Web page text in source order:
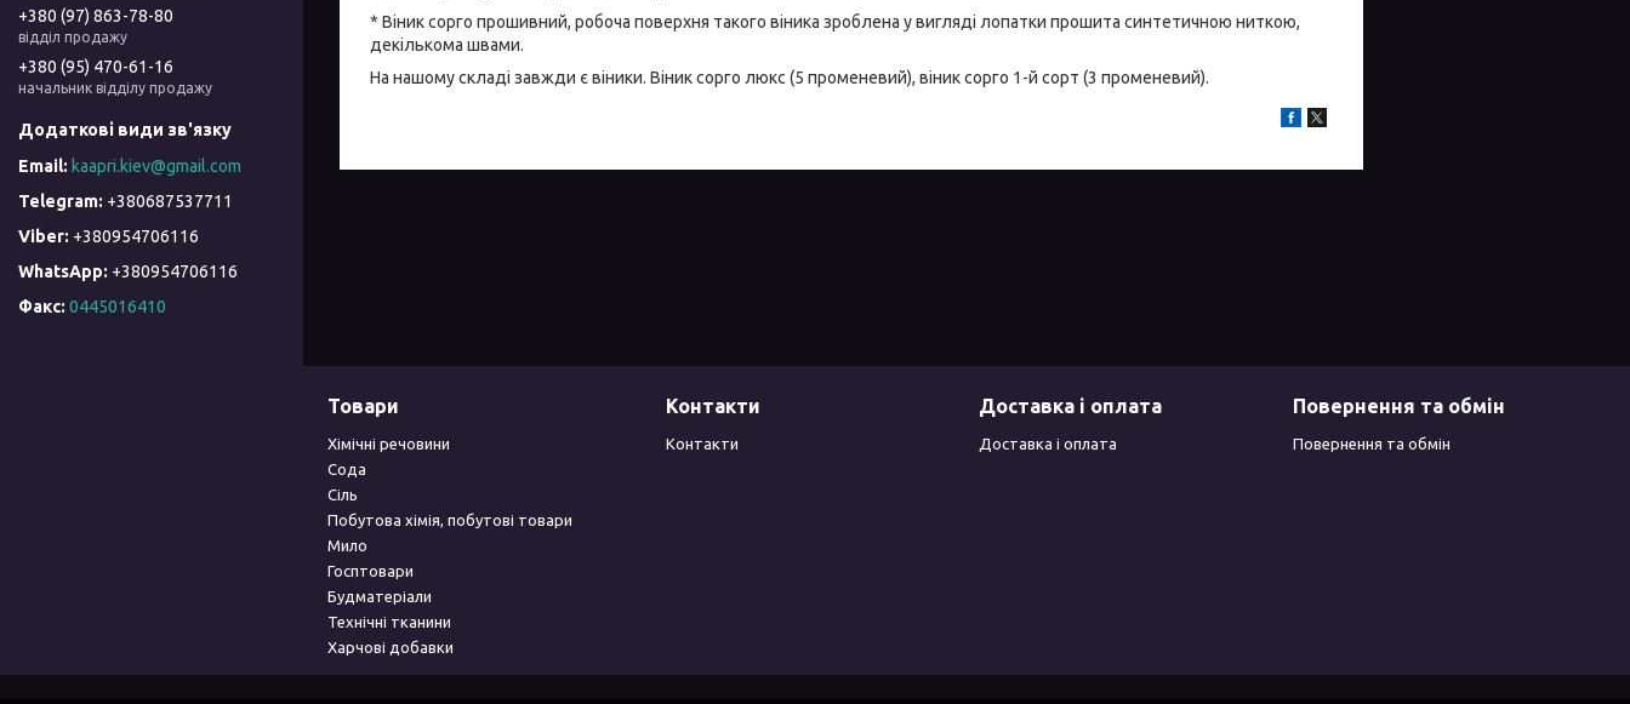
* Віник сорго прошивний, робоча поверхня такого віника зроблена у вигляді лопатки прошита синтетичною ниткою,
декількома швами.
На нашому складі завжди є віники. Віник сорго люкс (5 променевий), віник сорго 1-й сорт (3 променевий).
+380 (97) 863-78-80
відділ продажу
+380 (95) 470-61-16
начальник відділу продажу
kaapri.kiev@gmail.com
+380687537711
+380954706116
+380954706116
Факс 0445016410
Товари
Хімічні речовини
Сода
Сіль
Побутова хімія, побутові товари
Мило
Госптовари
Будматеріали
Технічні тканини
Харчові добавки
Контакти
Контакти
Доставка і оплата
Доставка і оплата
Повернення та обмін
Повернення та обмін